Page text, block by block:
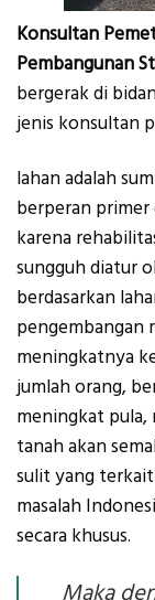
Konsultan
Pembangunan
bergerak di
jenis konsultan
lahan adalah
berperan primer
karena
sungguh diatur
berdasarkan
pengembangan
meningkatnya
jumlah orang,
meningkat pula,
tanah akan
sulit yang
masalah
secara khusus.
Maka